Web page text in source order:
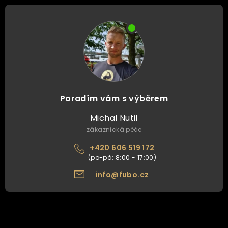
Poradím vám s výběrem
Michal Nutil
zákaznická péče
+420 606 519 172
info@fubo.cz